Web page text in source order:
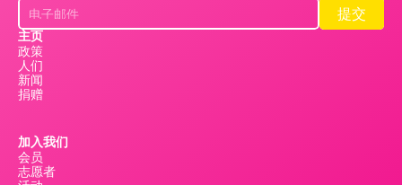
提交
提交
主页
政策
人们
新闻
捐赠
加入我们
会员
志愿者